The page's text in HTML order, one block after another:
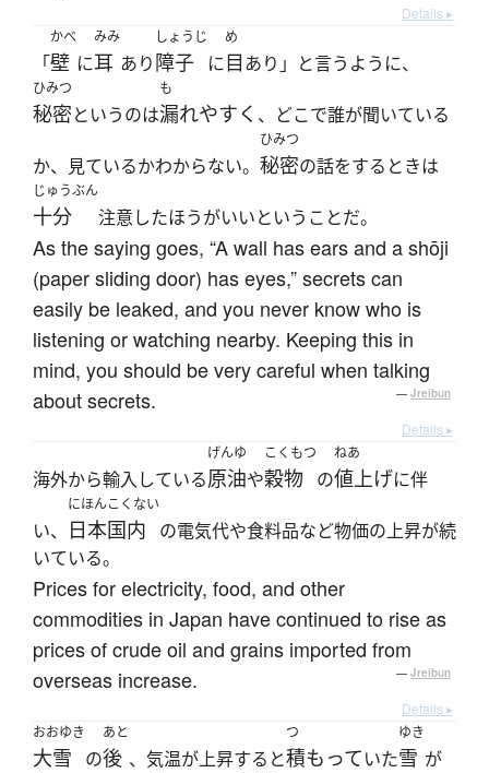
Details ▸
「
かべ
壁 に
みみ
耳 あり
しょうじ
障子 に
め
目あり」と言うように、
ひみつ
秘密というのは
も
漏れやすく 、どこで誰が聞いている
か、見ているかわからない。
ひみつ
秘密の話をするときは
じゅうぶん
十分 注意したほうがいいということだ。
As the saying goes, “A wall has ears and a shōji
(paper sliding door) has eyes,” secrets can
easily be leaked, and you never know who is
listening or watching nearby. Keeping this in
mind, you should be very careful when talking
about secrets.
— Jreibun
Details ▸
海外から輸入している
げんゆ
原油や
こくもつ
穀物 の
ねあ
値上げに伴
い、
にほんこくない
日本国内
の電気代や食料品など物価の上昇が続
いている。
Prices for electricity, food, and other
commodities in Japan have continued to rise as
prices of crude oil and grains imported from
overseas increase.
— Jreibun
Details ▸
おおゆき
大雪 の
あと
後 、気温が上昇すると
つ
積もっていた
ゆき
雪 が